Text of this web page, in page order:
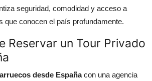
seguridad, comodidad y acceso a
que conocen el país profundamente.
Reservar un Tour Privado
desde Españacon una agencia